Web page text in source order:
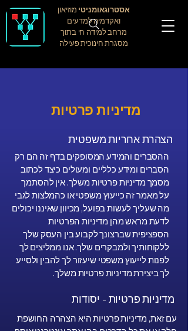
אסטרוגאומניטי מוזיאון
ואקדמיה למדעים
מרחב למידה חי בתוך
מסגרת חינוכית פעילה
מדיניות פרטיות
הצהרת אחריות משפטית
ההסברים והמידע המסופקים בדף זה הם רק
הסברים ומידע כלליים ומעולים כיצד לכתוב
מסמך מדיניות פרטיות משלך. אין להסתמך
על מאמר זה כייעוץ משפטי או כהמלצות לגבי
מה שעליך לעשות בפועל, מכיוון שאיננו יכולים
לדעת מראש מהן מדיניות הפרטיות
הספציפית שברצונך לקבוע בין העסק שלך
ללקוחותיך ולמבקרים שלך. אנו ממליצים לך
לפנות לייעוץ משפטי שיעזור לך להבין ולסייע
לך ביצירת מדיניות פרטיות משלך.
מדיניות פרטיות - יסודות
עם זאת, מדיניות פרטיות היא הצהרה החושפת